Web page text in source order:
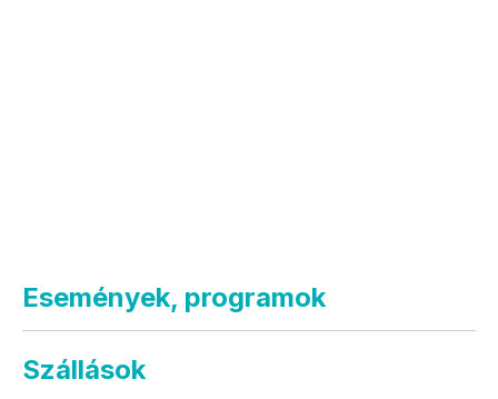
Események, programok
Szállások